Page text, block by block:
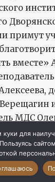
примут
вместе»
МДС
59 60
для